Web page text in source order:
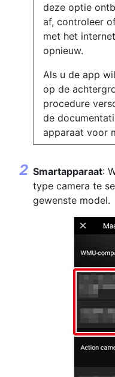
deze optie
af, controleer
met het
opnieuw.
Als u de app
op de
procedure
de
apparaat voor
Smartapparaat:
type camera te
gewenste model.